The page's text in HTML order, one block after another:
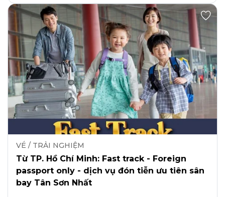
VÉ / TRẢI NGHIỆM
Từ TP. Hồ Chí Minh: Fast track - Foreign
passport only - dịch vụ đón tiễn ưu tiên sân
bay Tân Sơn Nhất